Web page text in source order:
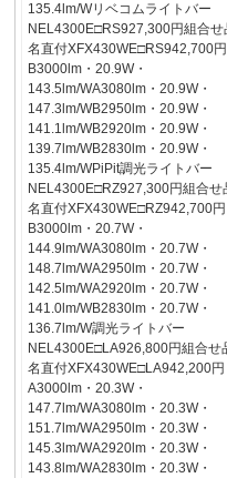
135.4lm/Wリベコムライトバー
NEL4300E□RS927,300円組合せ
名直付XFX430WE□RS942,700円
B3000lm・20.9W・
143.5lm/WA3080lm・20.9W・
147.3lm/WB2950lm・20.9W・
141.1lm/WB2920lm・20.9W・
139.7lm/WB2830lm・20.9W・
135.4lm/WPiPit調光ライトバー
NEL4300E□RZ927,300円組合せ
名直付XFX430WE□RZ942,700円
B3000lm・20.7W・
144.9lm/WA3080lm・20.7W・
148.7lm/WA2950lm・20.7W・
142.5lm/WA2920lm・20.7W・
141.0lm/WB2830lm・20.7W・
136.7lm/W調光ライトバー
NEL4300E□LA926,800円組合せ
名直付XFX430WE□LA942,200円
A3000lm・20.3W・
147.7lm/WA3080lm・20.3W・
151.7lm/WA2950lm・20.3W・
145.3lm/WA2920lm・20.3W・
143.8lm/WA2830lm・20.3W・